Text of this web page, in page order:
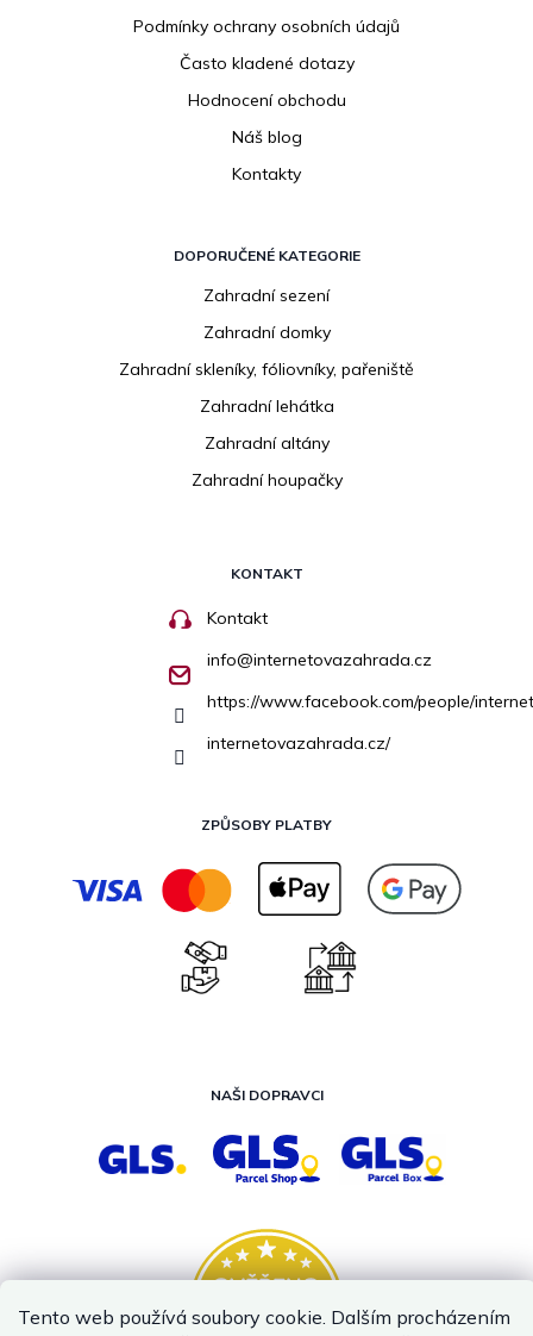
Tento web používá soubory cookie. Dalším procházením
Podmínky ochrany osobních údajů
Často kladené dotazy
Hodnocení obchodu
Náš blog
Kontakty
DOPORUČENÉ KATEGORIE
Zahradní sezení
Zahradní domky
Zahradní skleníky, fóliovníky, pařeniště
Zahradní lehátka
Zahradní altány
Zahradní houpačky
KONTAKT
Kontakt
info@internetovazahrada.cz
https://www.facebook.com/people/
internetovazahrada.cz/
ZPŮSOBY PLATBY
NAŠI DOPRAVCI